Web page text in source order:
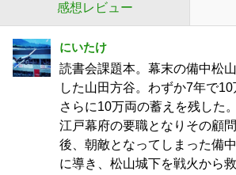
感想レビュー
にいたけ
読書会課題本。幕末の備中松
した山田方谷。わずか7年で
さらに10万両の蓄えを残した
江戸幕府の要職となりその顧
後、朝敵となってしまった備
に導き、松山城下を戦火から